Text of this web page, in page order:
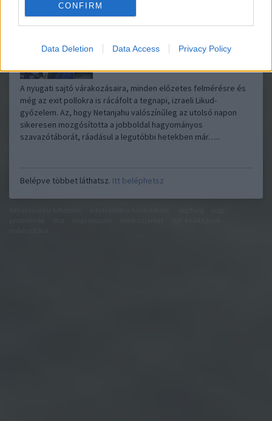
CONFIRM
Data Deletion Data Access Privacy Policy
A nyugati sajtó várakozásaira, minden előzetes felmérésre és
még az exit pollokra is rácáfolt a tegnapi, izraeli Likud-
győzelem. Az, hogy Netanjahu valószínűleg az utolsó napon
sikeresen mozgósította a jobboldal hagyományos
szavazótáborát, ráadásul a legutóbbi hetekben már…..
Belépve többet láthatsz. Itt beléphetsz